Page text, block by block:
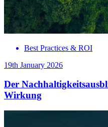
Best Practices & ROI
19th January 2026
Der
Wirkung